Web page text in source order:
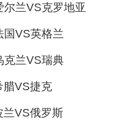
兰VS克罗地亚
VS英格兰
克兰VS瑞典
腊VS捷克
兰VS俄罗斯